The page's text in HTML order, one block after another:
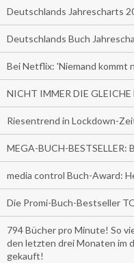
Deutschlands Jahrescharts
Deutschlands Buch
Bei Netflix: 'Niemand kommt
NICHT IMMER DIE
Riesentrend in Lockdown-
MEGA-BUCH-BESTSELLER:
media control Buch-Award:
Die Promi-Buch-Bestseller
794 Bücher pro Minute! So
den letzten drei Monaten im
gekauft!